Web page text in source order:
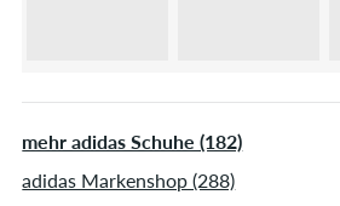
mehr adidas Schuhe (182)
adidas Markenshop (288)